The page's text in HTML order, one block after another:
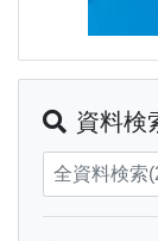
資料検